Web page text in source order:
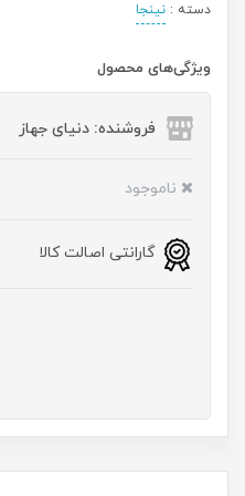
دسته : نینجا
ویژگی‌های محصول
فروشنده: دنیای جهاز
ناموجود
گارانتی اصالت کالا